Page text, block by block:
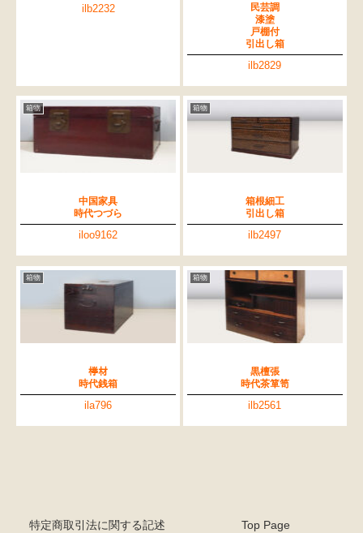
ilb2232
民芸調
漆塗
戸棚付
引出し箱
ilb2829
箱物
中国家具
時代つづら
iloo9162
箱物
箱根細工
引出し箱
ilb2497
箱物
﨔材
時代銭箱
ila796
箱物
黒檀張
時代茶箪笥
ilb2561
特定商取引法に関する記述 Top Page